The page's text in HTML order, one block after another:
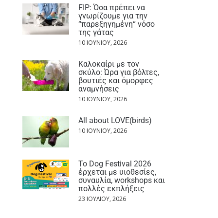
FIP: Όσα πρέπει να
γνωρίζουμε για την
“παρεξηγημένη“ νόσο
της γάτας
10 ΙΟΥΝΊΟΥ, 2026
Καλοκαίρι με τον
σκύλο: Ώρα για βόλτες,
βουτιές και όμορφες
αναμνήσεις
10 ΙΟΥΝΊΟΥ, 2026
All about LOVE(birds)
10 ΙΟΥΝΊΟΥ, 2026
Το Dog Festival 2026
έρχεται με υιοθεσίες,
συναυλία, workshops και
πολλές εκπλήξεις
23 ΙΟΥΛΊΟΥ, 2026